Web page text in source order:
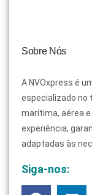
Sobre Nós
A NVOxpress é
especializado no
marítima, aérea
experiência,
adaptadas às
Siga-nos: